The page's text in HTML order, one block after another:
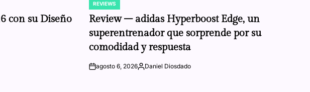
con su Diseño
POSTED
IN
REVIEWS
Review – adidas Hyperboost Edge, un
superentrenador que sorprende por su
comodidad y respuesta
onagosto 6, 2026Posted
Daniel Diosdado